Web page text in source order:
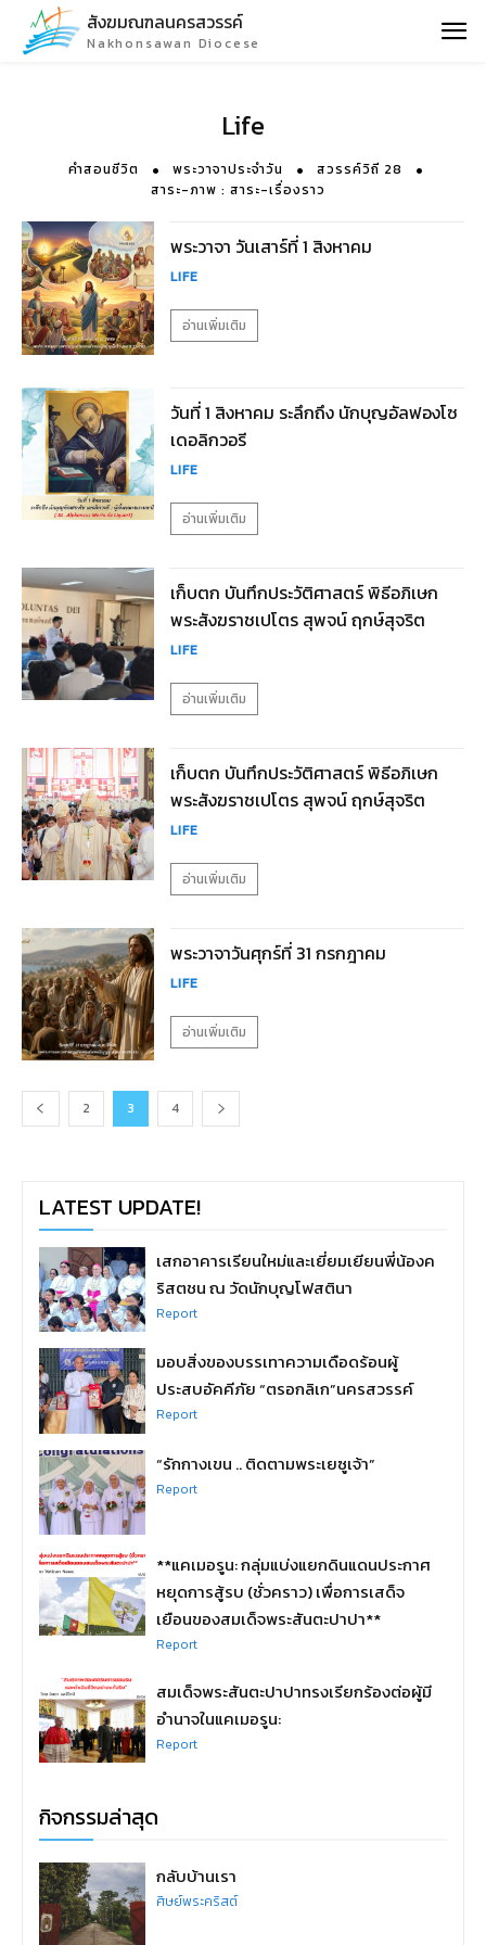
สังฆมณฑลนครสวรรค์
Nakhonsawan Diocese
Life
คำสอนชีวิต พระวาจาประจำวัน
สวรรค์วิถี 28
สาระ-ภาพ : สาระ-เรื่องราว
พระวาจา วันเสาร์ที่ 1 สิงหาคม
LIFE
อ่านเพิ่มเติม
วันที่ 1 สิงหาคม ระลึกถึง นักบุญอัลฟองโซ
เดอลิกวอรี
LIFE
อ่านเพิ่มเติม
เก็บตก บันทึกประวัติศาสตร์ พิธีอภิเษก
พระสังฆราชเปโตร สุพจน์ ฤกษ์สุจริต
LIFE
อ่านเพิ่มเติม
เก็บตก บันทึกประวัติศาสตร์ พิธีอภิเษก
พระสังฆราชเปโตร สุพจน์ ฤกษ์สุจริต
LIFE
อ่านเพิ่มเติม
พระวาจาวันศุกร์ที่ 31 กรกฎาคม
LIFE
อ่านเพิ่มเติม
2 3 4
LATEST UPDATE!
เสกอาคารเรียนใหม่และเยี่ยมเยียนพี่น้องค
ริสตชน ณ วัดนักบุญโฟสตินา
Report
มอบสิ่งของบรรเทาความเดือดร้อนผู้
ประสบอัคคีภัย “ตรอกลิเก”นครสวรรค์
Report
“รักกางเขน .. ติดตามพระเยซูเจ้า”
Report
**แคเมอรูน: กลุ่มแบ่งแยกดินแดนประกาศ
หยุดการสู้รบ (ชั่วคราว) เพื่อการเสด็จ
เยือนของสมเด็จพระสันตะปาปา**
Report
สมเด็จพระสันตะปาปาทรงเรียกร้องต่อผู้มี
อำนาจในแคเมอรูน:
Report
กิจกรรมล่าสุด
กลับบ้านเรา
ศิษย์พระคริสต์